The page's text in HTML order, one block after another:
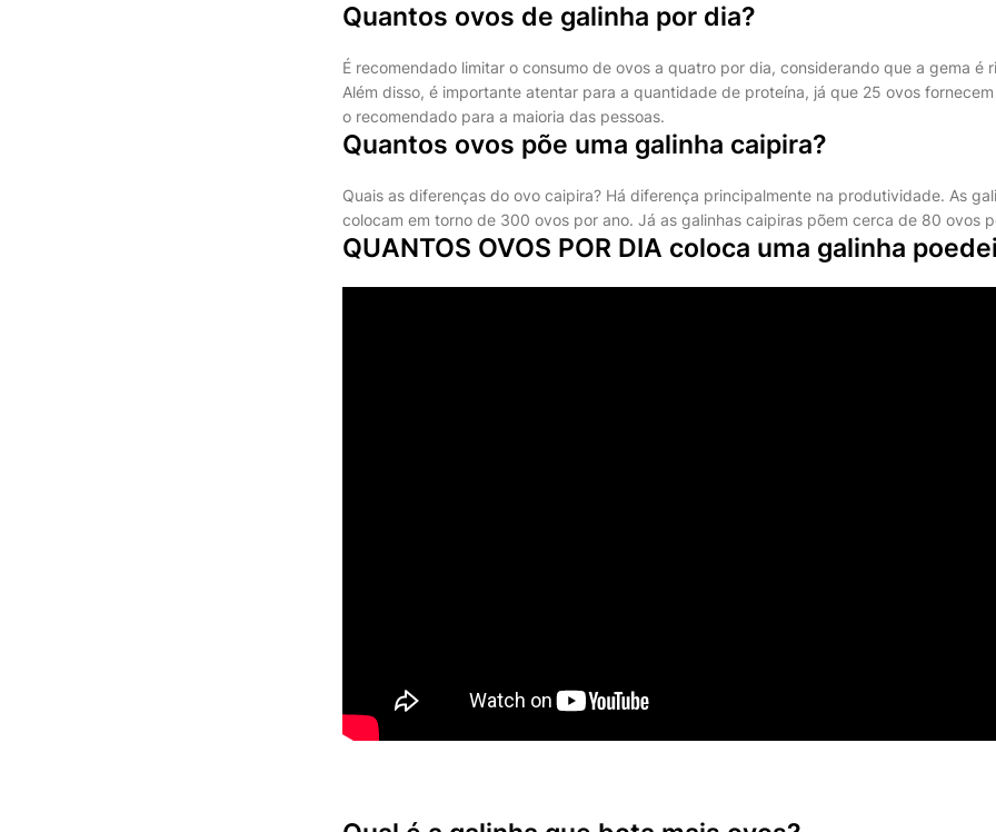
Quantos ovos de galinha por dia?
É recomendado limitar o consumo de ovos a quatro por dia, considerando que a gema é
Além disso, é importante atentar para a quantidade de proteína, já que 25 ovos
o recomendado para a maioria das pessoas.
Quantos ovos põe uma galinha caipira?
Quais as diferenças do ovo caipira? Há diferença principalmente na produtividade. As
colocam em torno de 300 ovos por ano. Já as galinhas caipiras põem cerca de 80 ovos
QUANTOS OVOS POR DIA coloca uma galinha